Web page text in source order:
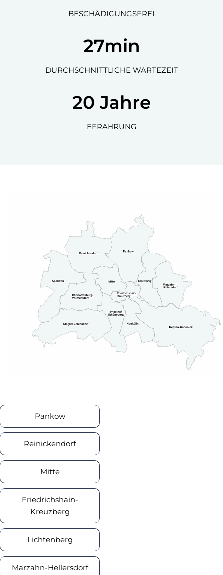
BESCHÄDIGUNGSFREI
27min
DURCHSCHNITTLICHE WARTEZEIT
20 Jahre
EFRAHRUNG
Pankow
Reinickendorf
Mitte
Friedrichshain-
Kreuzberg
Lichtenberg
Marzahn-Hellersdorf